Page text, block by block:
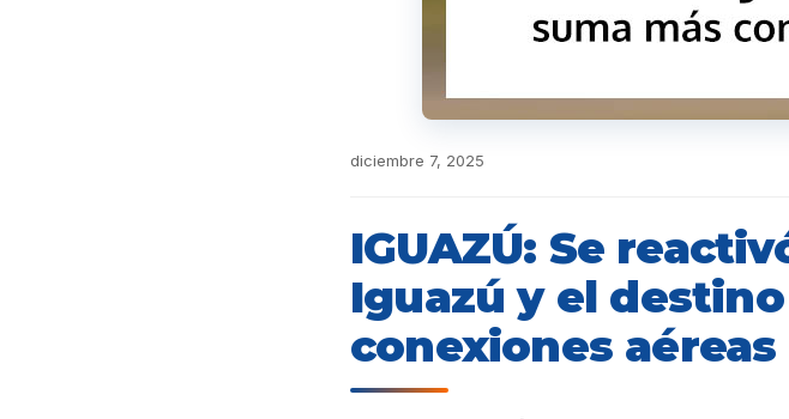
diciembre 7, 2025
IGUAZÚ: Se
Iguazú y el
conexiones aéreas